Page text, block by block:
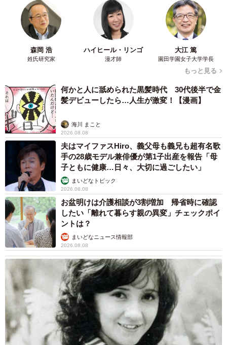
JRを利用すると、乗り換えが必要です。乗り換え時間を含
めると滝の茶屋駅から大阪駅までが約60分（9時台）、板宿
駅から大阪駅までは約40分です。
山陽明石以東では山陽の線形が悪く、JRは複々線でかつ線
形が良いため、JRの方が速達性に優れます。とはいえ、大
阪梅田駅まで直通する直通特急があるからこそ、滝の茶屋
駅・板宿駅～大阪間で互角に渡り合えるのです。
一方、運賃は滝の茶屋～大阪梅田間790円、板宿～大阪梅田
間650円です。JRですと滝の茶屋～大阪間は870円（神戸三
宮駅乗り換え）、板宿～大阪間700円（神戸市営地下鉄利
用）です。運賃ですと、山陽は優位に立ちます。
つまり、直通特急は割引切符の活用することで、JRとの競
争力を維持しています。また、JRの駅から離れた山陽明石
駅以東の主要駅では所要時間の点からもJRと互角の勝負を
繰り広げているのです。このように見ていくと、直通特急
はなくてはならない重要な列車です。
森岡 浩
姓氏研究家
ハイヒール・リンゴ
漫才師
大江 篤
園田学園女子大学学長
もっと見る
何かと人に舐められた黒髪時代 30代後半で金
髪デビューしたら…人生が激変！【漫画】
海川 まこと
2026.08.08
夫はマイファスHiro、義父母も義兄も超有名歌
手の28歳モデル兼俳優が第1子出産を報告「母
子ともに健康…日々、大切に過ごしたい」
まいどなトピック
2026.08.08
お盆明けは介護相談が3割増加 帰省時に確認
したい「離れて暮らす親の異変」チェックポイ
ントは？
まいどなニュース情報部
2026.08.08